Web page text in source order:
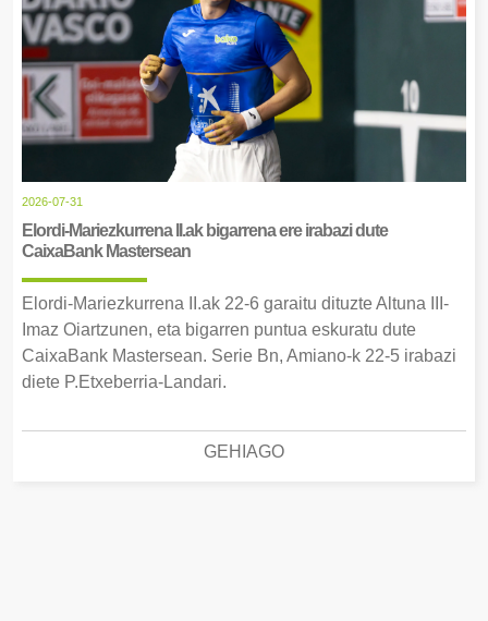
2026-07-31
Elordi-Mariezkurrena II.ak bigarrena ere irabazi dute
CaixaBank Mastersean
Elordi-Mariezkurrena II.ak 22-6 garaitu dituzte Altuna III-
Imaz Oiartzunen, eta bigarren puntua eskuratu dute
CaixaBank Mastersean. Serie Bn, Amiano-k 22-5 irabazi
diete P.Etxeberria-Landari.
GEHIAGO